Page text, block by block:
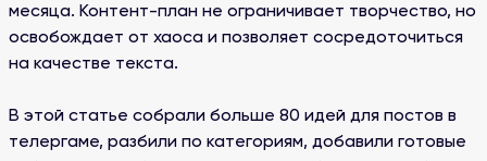
месяца. Контент-план не ограничивает творчество, но
освобождает от хаоса и позволяет сосредоточиться
на качестве текста.
В этой статье собрали больше 80 идей для постов в
телергаме, разбили по категориям, добавили готовые